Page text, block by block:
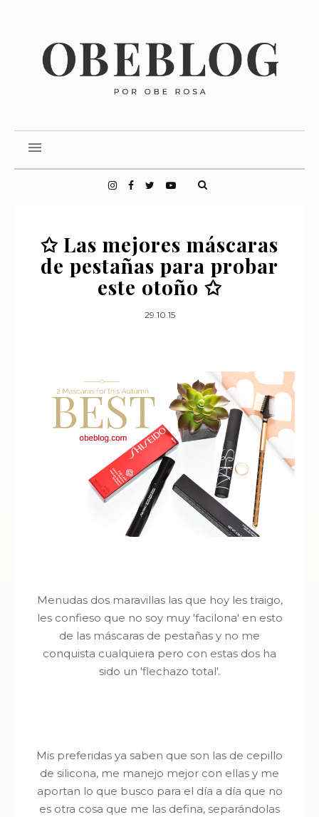
✩ Las mejores máscaras
de pestañas para probar
este otoño ✩
29.10.15
Menudas dos maravillas las que hoy les traigo,
les confieso que no soy muy 'facilona' en esto
de las máscaras de pestañas y no me
conquista cualquiera pero con estas dos ha
sido un 'flechazo total'.
Mis preferidas ya saben que son las de cepillo
de silicona, me manejo mejor con ellas y me
aportan lo que busco para el día a día que no
es otra cosa que me las defina, separándolas